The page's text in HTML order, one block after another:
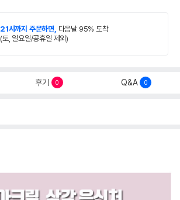
21시까지 주문하면, 다음날 95% 도착
(토, 일요일/공휴일 제외)
후기 0 Q&A 0